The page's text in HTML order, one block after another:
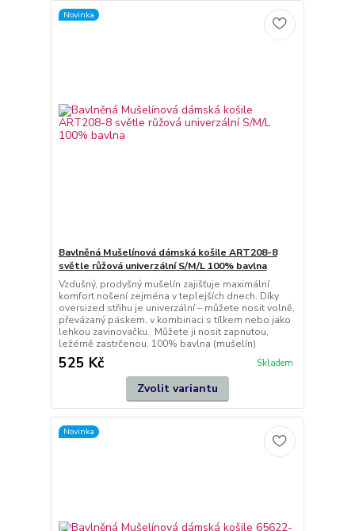
Novinka
Bavlněná Mušelínová dámská košile ART208-8
světle růžová univerzální S/M/L 100% bavlna
Vzdušný, ​​prodyšný mušelín zajišťuje maximální
komfort nošení zejména v teplejších dnech. Díky
oversized střihu je univerzální – můžete nosit volně,
převázaný páskem, v kombinaci s tílkem nebo jako
lehkou zavinovačku. Můžete ji nosit zapnutou,
ležérně zastrčenou. 100% bavlna (mušelín)
525 Kč Skladem
Zvolit variantu
Novinka